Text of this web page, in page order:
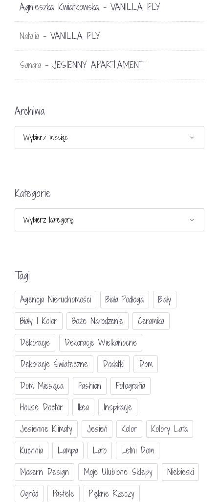
Agnieszka Kwiatkowska - VANILLA FLY
Natalia - VANILLA FLY
Sandra - JESIENNY APARTAMENT
Archiwa
Kategorie
Tagi
Agencja Nieruchomości Biała Podłoga
Biały
Biały I Kolor
Boże Narodzenie
Ceramika
Dekoracje
Dekoracje Wielkanocne
Dekoracje Świateczne
Dodatki
Dom
Dom Miesiąca
Fashion
Fotografia
House Doctor
Ikea
Inspiracje
Jesienne Klimaty
Jesień Kolor
Kolory Lata
Kuchnia
Lampa Lato
Letni Dom
Modern Design
Moje Ulubione Sklepy
Niebieski
Ogród
Pastele
Piękne Rzeczy